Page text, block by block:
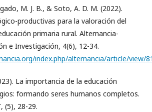
M. J. B., & Soto, A. D. M. (2022).
productivas para la valoración del
primaria rural. Alternancia-
e Investigación, 4(6), 12-34.
index.php/alternancia/article/view/
La importancia de la educación
formando seres humanos completos.
(5), 28-29.